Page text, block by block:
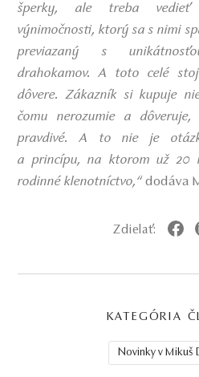
šperky, ale treba
výnimočnosti, ktorý sa s nimi
previazaný s
drahokamov. A toto celé
dôvere. Zákazník si kupuje
čomu nerozumie a
pravdivé. A to nie je
a princípu, na ktorom už 20
rodinné klenotníctvo,“ dodáva
Zdielať:
KATEGÓRIA
Novinky v Mikuš